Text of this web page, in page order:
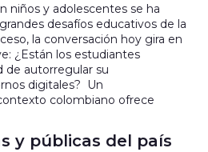
niños y adolescentes se ha
desafíos educativos de la
la conversación hoy gira en
¿Están los estudiantes
de autorregular su
digitales? Un
colombiano ofrece
y públicas del país